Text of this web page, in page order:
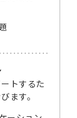
トするた
ます。